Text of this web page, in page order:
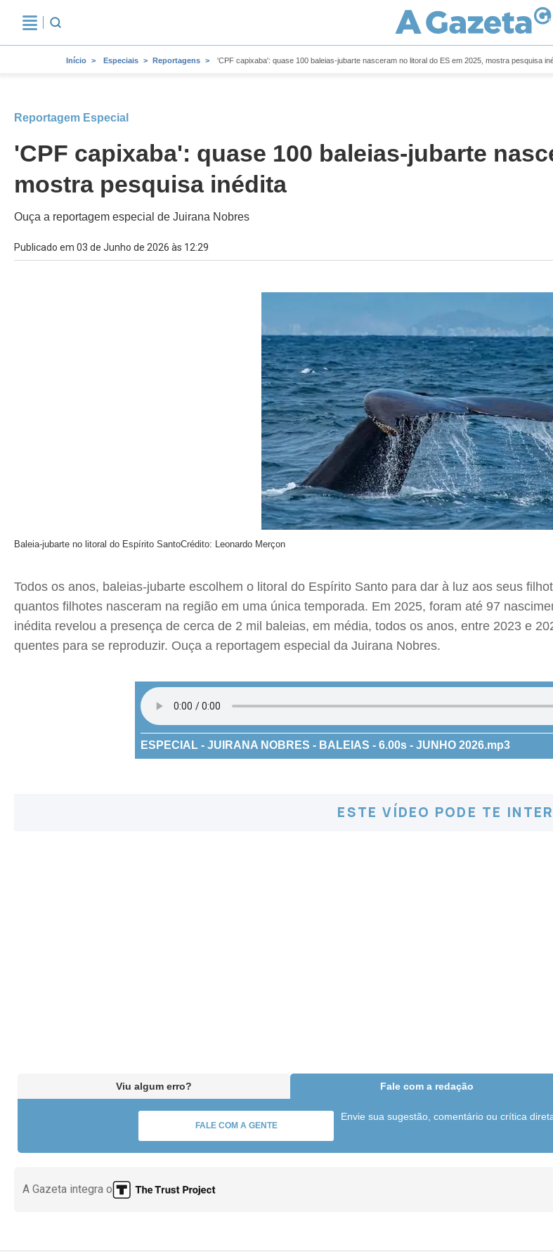
Início Especiais Reportagens 'CPF capixaba': quase 100 baleias-jubarte nasceram no litoral do ES em 2025, mostra pesquisa
Reportagem Especial
'CPF capixaba': quase 100 baleias-jubarte
mostra pesquisa inédita
Ouça a reportagem especial de Juirana Nobres
Publicado em 03 de Junho de 2026 às 12:29
Baleia-jubarte no litoral do Espírito SantoCrédito: Leonardo Merçon
Todos os anos, baleias-jubarte escolhem o litoral do Espírito Santo para dar à luz aos seus
quantos filhotes nasceram na região em uma única temporada. Em 2025, foram até 97
inédita revelou a presença de cerca de 2 mil baleias, em média, todos os anos, entre 2023 e
quentes para se reproduzir. Ouça a reportagem especial da Juirana Nobres.
ESPECIAL - JUIRANA NOBRES - BALEIAS - 6.00s - JUNHO 2026.mp3
ESTE VÍDEO PODE TE
Viu algum erro? Fale com a redação
FALE COM A GENTE
Envie sua sugestão, comentário ou crítica
A Gazeta integra o